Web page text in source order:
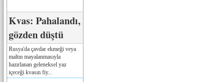
Kvas: Pahalandı,
gözden düştü
Rusya'da çavdar ekmeği veya
maltın mayalanmasıyla
hazırlanan geleneksel yaz
içeceği kvasın fiy...